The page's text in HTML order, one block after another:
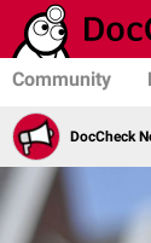
Community
DocCheck